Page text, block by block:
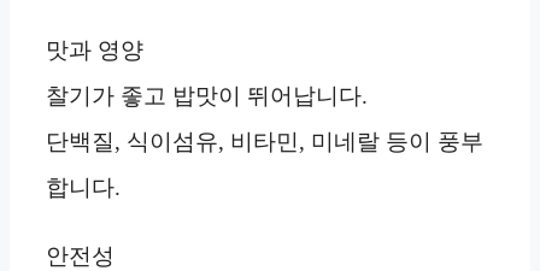
맛과 영양
찰기가 좋고 밥맛이 뛰어납니다.
단백질, 식이섬유, 비타민, 미네랄 등이 풍부
합니다.
안전성